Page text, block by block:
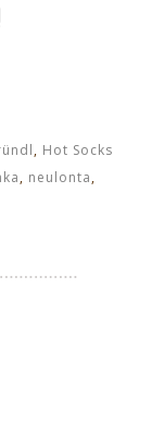
, Hot Socks
, neulonta,